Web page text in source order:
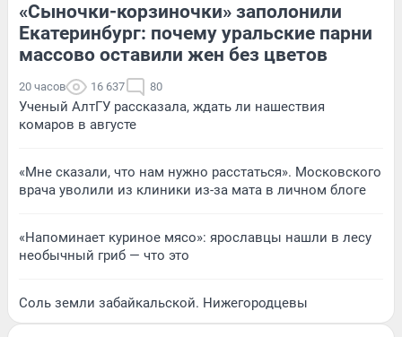
«Сыночки-корзиночки» заполонили
Екатеринбург: почему уральские парни
массово оставили жен без цветов
20 часов 16 637 80
Ученый АлтГУ рассказала, ждать ли нашествия
комаров в августе
«Мне сказали, что нам нужно расстаться». Московского
врача уволили из клиники из-за мата в личном блоге
«Напоминает куриное мясо»: ярославцы нашли в лесу
необычный гриб — что это
Соль земли забайкальской. Нижегородцевы